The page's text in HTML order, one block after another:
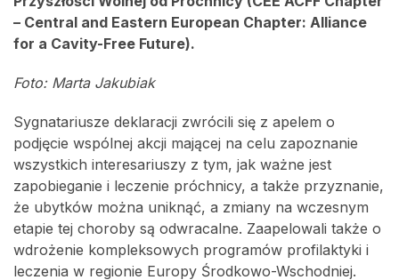
– Central and Eastern European Chapter: Alliance
for a Cavity-Free Future).
Foto: Marta Jakubiak
Sygnatariusze deklaracji zwrócili się z apelem o
podjęcie wspólnej akcji mającej na celu zapoznanie
wszystkich interesariuszy z tym, jak ważne jest
zapobieganie i leczenie próchnicy, a także przyznanie,
że ubytków można uniknąć, a zmiany na wczesnym
etapie tej choroby są odwracalne. Zaapelowali także o
wdrożenie kompleksowych programów profilaktyki i
leczenia w regionie Europy Środkowo-Wschodniej.